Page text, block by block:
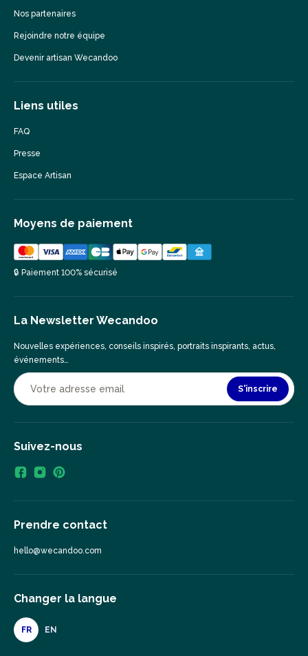
Nos partenaires
Rejoindre notre équipe
Devenir artisan Wecandoo
Liens utiles
FAQ
Presse
Espace Artisan
Moyens de paiement
🔒 Paiement 100% sécurisé
La Newsletter Wecandoo
Nouvelles expériences, conseils inspirés, portraits inspirants, actus,
événements…
S'inscrire
Suivez-nous
Prendre contact
hello@wecandoo.com
Changer la langue
FR EN